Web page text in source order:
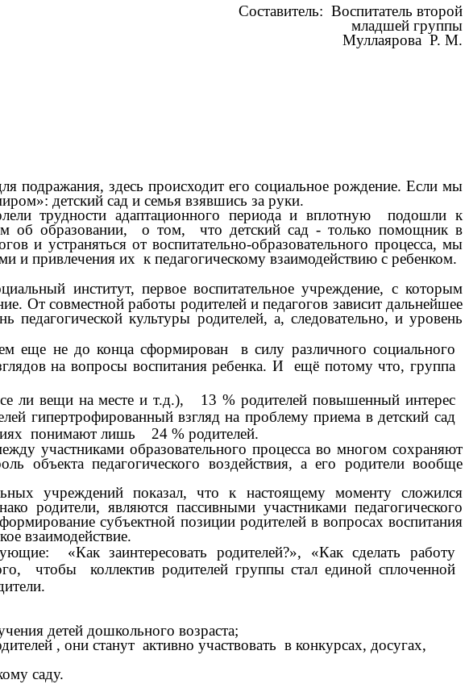
Составитель: Воспитатель второй
группы
Муллаярова Р. М.
подражания, здесь происходит его социальное рождение. Если мы
детский сад и семья взявшись за руки.
трудности адаптационного периода и вплотную подошли к
об образовании, о том, что детский сад - только помощник в
и устраняться от воспитательно-образовательного процесса, мы
и привлечения их к педагогическому взаимодействию с ребенком.
институт, первое воспитательное учреждение, с которым
От совместной работы родителей и педагогов зависит дальнейшее
культуры родителей, а, следовательно, и уровень
еще не до конца сформирован в силу различного социального
на вопросы воспитания ребенка. И ещё потому что, группа
ли вещи на месте и т.д.), 13 % родителей повышенный интерес
гипертрофированный взгляд на проблему приема в детский сад
понимают лишь 24 % родителей.
участниками образовательного процесса во многом сохраняют
объекта педагогического воздействия, а его родители вообще
учреждений показал, что к настоящему моменту сложился
родители, являются пассивными участниками педагогического
субъектной позиции родителей в вопросах воспитания
взаимодействие.
«Как заинтересовать родителей?», «Как сделать работу
чтобы коллектив родителей группы стал единой сплоченной
детей дошкольного возраста;
, они станут активно участвовать в конкурсах, досугах,
саду.